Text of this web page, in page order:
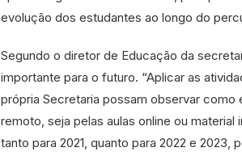
evolução dos estudantes ao longo do
Segundo o diretor de Educação da
importante para o futuro. “Aplicar as
própria Secretaria possam observar
remoto, seja pelas aulas online ou
tanto para 2021, quanto para 2022 e